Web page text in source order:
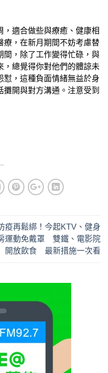
，適合做些與療癒、健康相
療，在新月期間不妨考慮替
間，除了工作變得忙碌，與
，總覺得你對他們的體諒未
懟，這種負面情緒無益於身
開與對方溝通。注意受到
疫再鬆綁！今起KTV、健身
運動免戴罩 雙鐵、電影院
開放飲食 最新措施一次看